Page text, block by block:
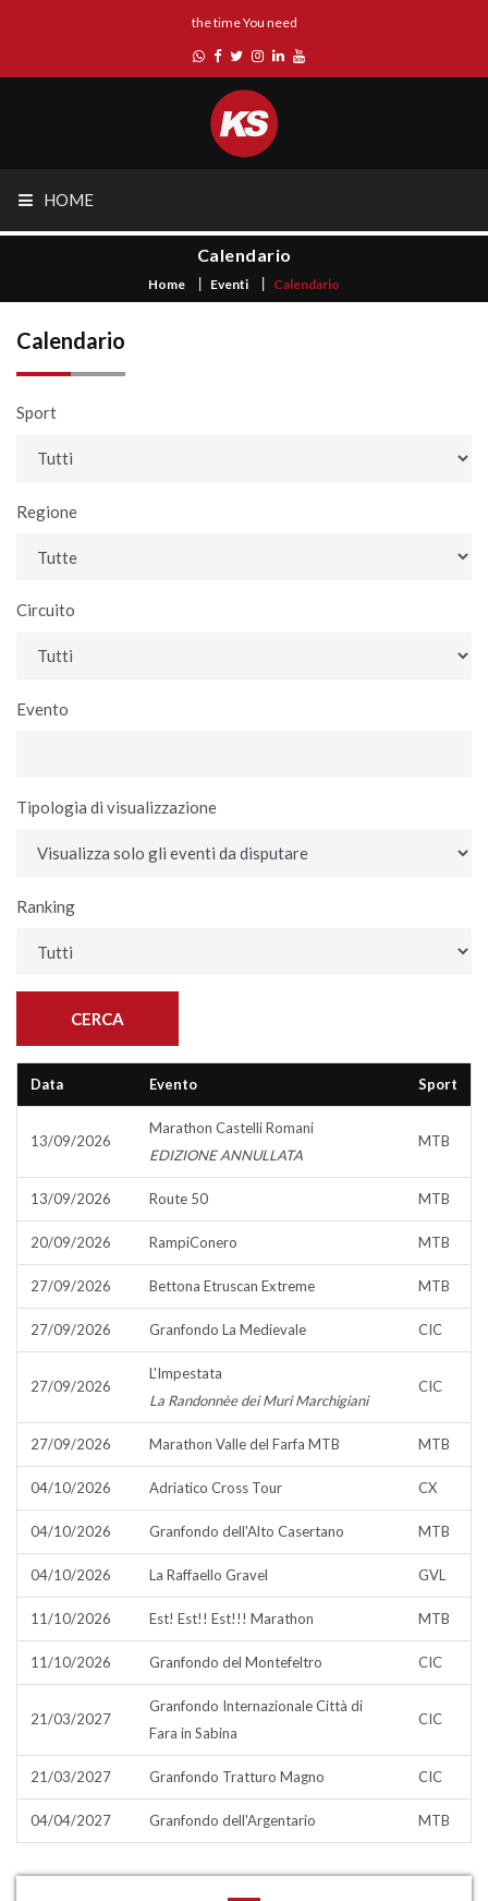
the time You need
HOME
Calendario
Home Eventi Calendario
Calendario
Sport
Regione
Circuito
Evento
Tipologia di visualizzazione
Ranking
Data Evento Sport
13/09/2026
Marathon Castelli Romani
EDIZIONE ANNULLATA
MTB
13/09/2026 Route 50 MTB
20/09/2026 RampiConero MTB
27/09/2026 Bettona Etruscan Extreme MTB
27/09/2026 Granfondo La Medievale CIC
27/09/2026
L'Impestata
La Randonnèe dei Muri Marchigiani
CIC
27/09/2026 Marathon Valle del Farfa MTB MTB
04/10/2026 Adriatico Cross Tour CX
04/10/2026 Granfondo dell'Alto Casertano MTB
04/10/2026 La Raffaello Gravel GVL
11/10/2026 Est! Est!! Est!!! Marathon MTB
11/10/2026 Granfondo del Montefeltro CIC
21/03/2027
Granfondo Internazionale Città di
Fara in Sabina
CIC
21/03/2027 Granfondo Tratturo Magno CIC
04/04/2027 Granfondo dell'Argentario MTB